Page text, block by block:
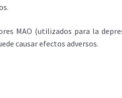
MAO (utilizados para la
causar efectos adversos.